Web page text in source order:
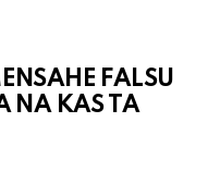
FALSU
NA KAS TA